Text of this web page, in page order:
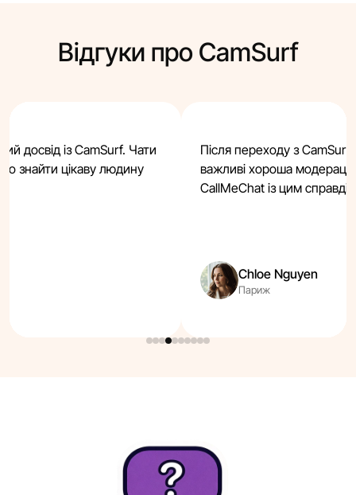
Відгуки про CamSurf
досвід із CamSurf. Чати
знайти цікаву людину
Після переходу з CamSurf
важливі хороша
CallMeChat із цим справді
Chloe Nguyen
Париж